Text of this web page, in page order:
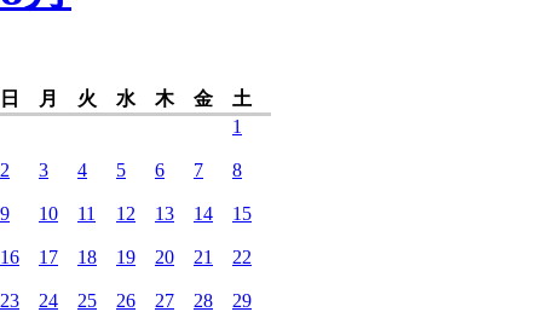
日 月 火 水 木 金
土
1
2 3 4 5 6 7 8
9 10 11 12 13 14 15
16 17 18 19 20 21 22
23 24 25 26 27 28 29